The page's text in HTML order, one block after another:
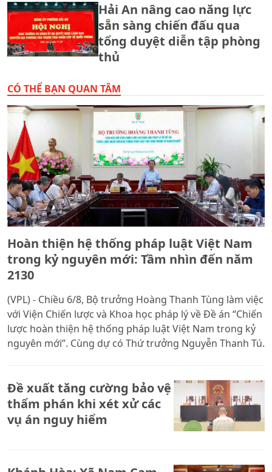
Hải An nâng cao năng lực
sẵn sàng chiến đấu qua
tổng duyệt diễn tập phòng
thủ
CÓ THỂ BẠN QUAN TÂM
Hoàn thiện hệ thống pháp luật Việt Nam
trong kỷ nguyên mới: Tầm nhìn đến năm
2130
(VPL) - Chiều 6/8, Bộ trưởng Hoàng Thanh Tùng làm việc
với Viện Chiến lược và Khoa học pháp lý về Đề án “Chiến
lược hoàn thiện hệ thống pháp luật Việt Nam trong kỷ
nguyên mới”. Cùng dự có Thứ trưởng Nguyễn Thanh Tú.
Đề xuất tăng cường bảo vệ
thẩm phán khi xét xử các
vụ án nguy hiểm